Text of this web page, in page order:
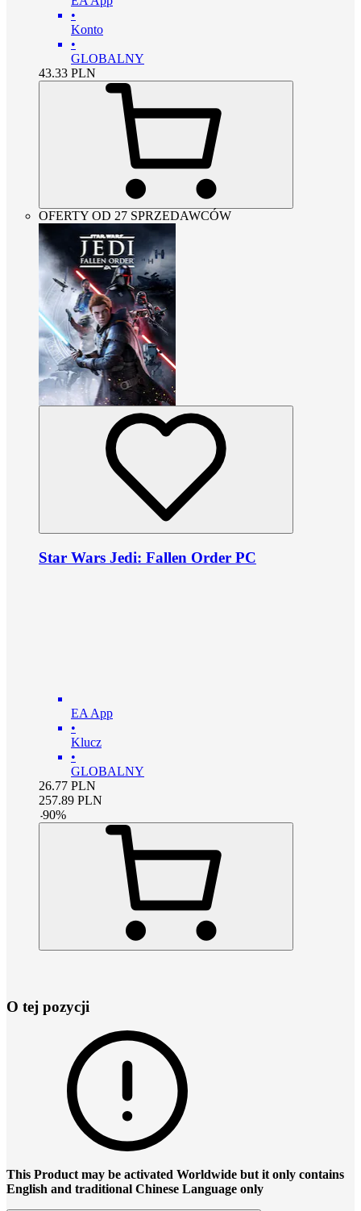
•
Konto
•
GLOBALNY
43.33 PLN
OFERTY OD 27 SPRZEDAWCÓW
Star Wars Jedi: Fallen Order PC
EA App
•
Klucz
•
GLOBALNY
26.77 PLN
257.89 PLN
-90%
O tej pozycji
This Product may be activated Worldwide but it only contains
English and traditional Chinese Language only